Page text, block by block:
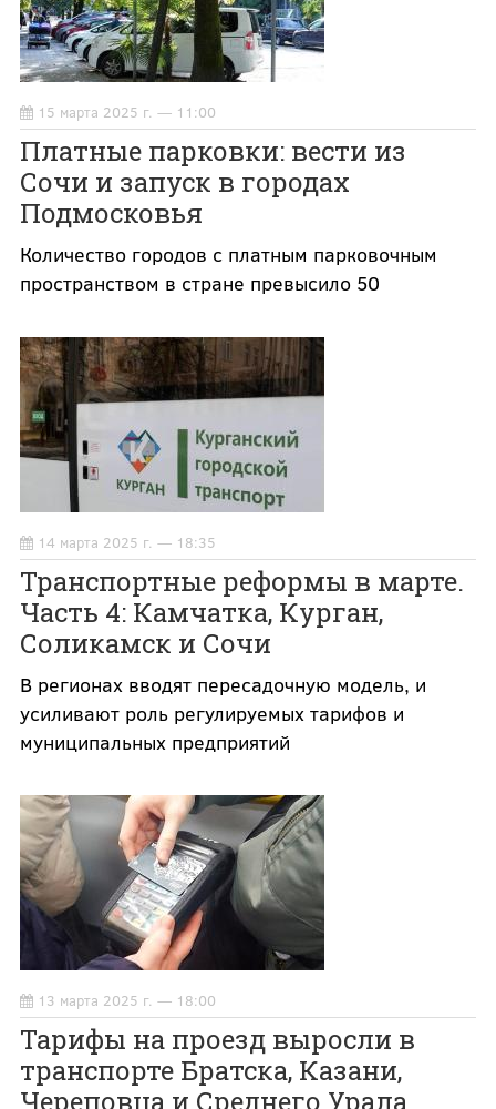
15 марта 2025 г. — 11:00
Платные парковки: вести из
Сочи и запуск в городах
Подмосковья
Количество городов с платным парковочным
пространством в стране превысило 50
14 марта 2025 г. — 18:35
Транспортные реформы в марте.
Часть 4: Камчатка, Курган,
Соликамск и Сочи
В регионах вводят пересадочную модель, и
усиливают роль регулируемых тарифов и
муниципальных предприятий
13 марта 2025 г. — 18:00
Тарифы на проезд выросли в
транспорте Братска, Казани,
Череповца и Среднего Урала